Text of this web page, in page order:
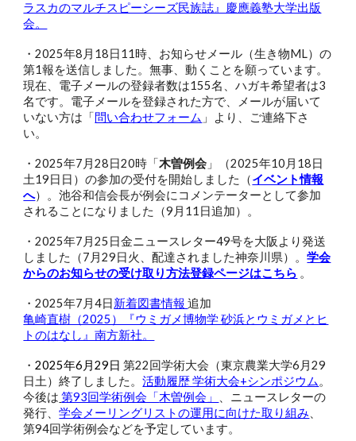
ラスカのマルチスピーシーズ民族誌』慶應義塾大学出版
会。
・2025年8月18日11時、お知らせメール（生き物ML）の
第1報を送信しました。無事、動くことを願っています。
現在、電子メールの登録者数は155名、ハガキ希望者は3
名です。電子メールを登録された方で、メールが届いて
いない方は「問い合わせフォーム 」より、ご連絡下さ
い。
・2025年7月28日20時「木曽例会 」（2025年10月18日
土19日日）の参加の受付を開始しました（イベント情報
へ）。池谷和信会長が例会にコメンテーターとして参加
されることになりました（9月11日追加）。
・2025年7月25日金ニュースレター49号を大阪より発送
しました（7月29日火、配達されました神奈川県）。学会
からのお知らせの受け取り方法登録ページはこちら 。
・2025年7 月4日新着図書情報追加
亀崎直樹（2025）『ウミガメ博物学 砂浜とウミガメとヒ
トのはなし』南方新社。
・2025年6月29日 第22回学術大会（東京農業大学6月29
日土）終了しました。活動履歴 学術大会+シンポジウム 。
今後は 第93回学術例会「木曽例会」
、ニュースレターの
発行、学会メーリングリストの運用に向けた取り組み
第94回学術例会などを予定しています。